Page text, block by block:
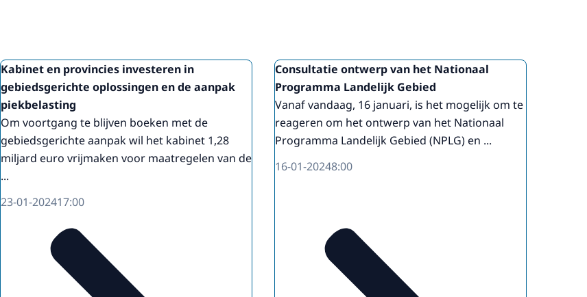
Kabinet en provincies investeren in
gebiedsgerichte oplossingen en de aanpak
piekbelasting
Om voortgang te blijven boeken met de
gebiedsgerichte aanpak wil het kabinet 1,28
miljard euro vrijmaken voor maatregelen van de
...
23-01-202417:00
Consultatie ontwerp van het Nationaal
Programma Landelijk Gebied
Vanaf vandaag, 16 januari, is het mogelijk om te
reageren om het ontwerp van het Nationaal
Programma Landelijk Gebied (NPLG) en ...
16-01-20248:00